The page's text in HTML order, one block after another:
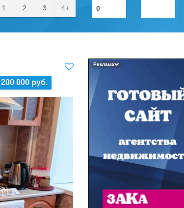
1 2 3 4+
000 руб.
Реклама